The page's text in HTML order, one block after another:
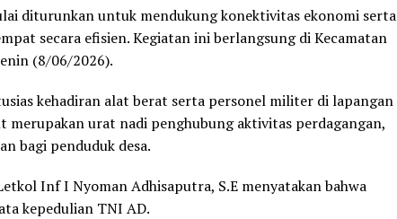
diturunkan untuk mendukung konektivitas ekonomi serta
secara efisien. Kegiatan ini berlangsung di Kecamatan
(8/06/2026).
kehadiran alat berat serta personel militer di lapangan
merupakan urat nadi penghubung aktivitas perdagangan,
bagi penduduk desa.
Inf I Nyoman Adhisaputra, S.E menyatakan bahwa
kepedulian TNI AD.